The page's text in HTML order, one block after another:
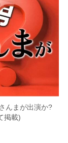
んまが出演か?
掲載)